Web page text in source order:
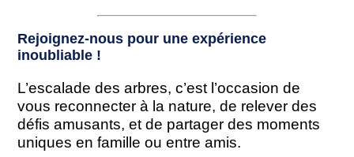
Rejoignez-nous pour une expérience
inoubliable !
L’escalade des arbres, c’est l’occasion de
vous reconnecter à la nature, de relever des
défis amusants, et de partager des moments
uniques en famille ou entre amis.